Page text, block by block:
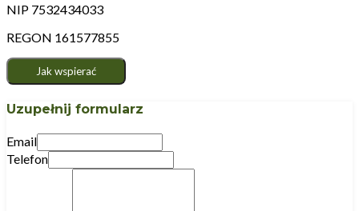
NIP 7532434033
REGON 161577855
Jak wspierać
Uzupełnij formularz
Email
Telefon